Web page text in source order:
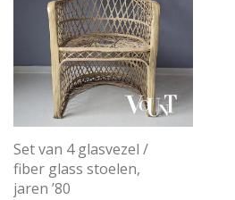
Set van 4 glasvezel /
fiber glass stoelen,
jaren ’80